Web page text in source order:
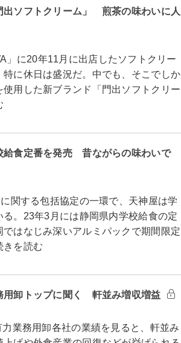
ソフトクリーム」 煎茶の味わいに人
に20年11月に出店したソフトクリー
に休日は盛況だ。中でも、そこでしか
用した新ブランド「門出ソフトクリー
食定番を発売 昔ながらの味わいで
関する包括協定の一環で、天神屋は学
。23年3月には静岡県内学校給食の定
はなじみ深いアルミパックで期間限定
を読む
用卸トップに聞く 軒並み増収増益
務用卸各社の業績を見ると、軒並み